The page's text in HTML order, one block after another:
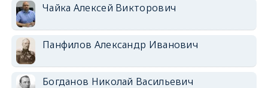
Чайка Алексей Викторович
Панфилов Александр Иванович
Богданов Николай Васильевич